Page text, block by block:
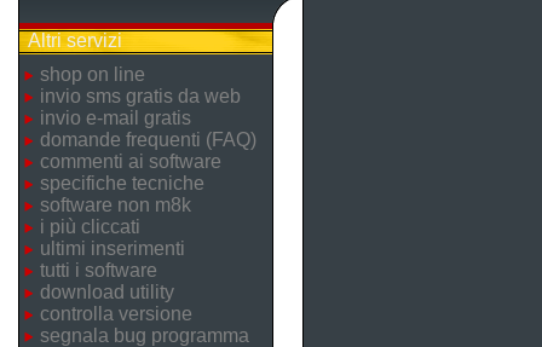
Altri servizi
shop on line
invio sms gratis da web
invio e-mail gratis
domande frequenti (FAQ)
commenti ai software
specifiche tecniche
software non m8k
i più cliccati
ultimi inserimenti
tutti i software
download utility
controlla versione
segnala bug programma